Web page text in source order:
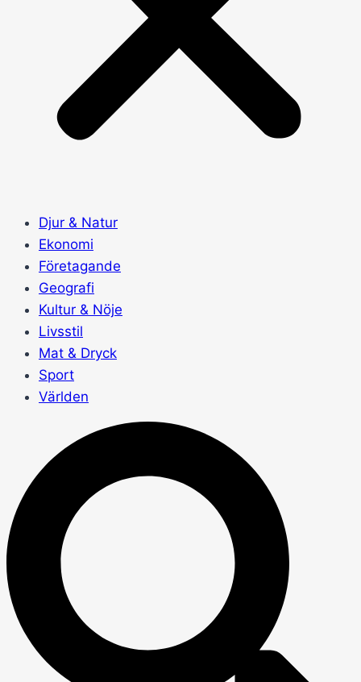
Djur & Natur
Ekonomi
Företagande
Geografi
Kultur & Nöje
Livsstil
Mat & Dryck
Sport
Världen